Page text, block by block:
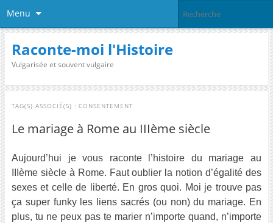
Menu
Raconte-moi l'Histoire
Vulgarisée et souvent vulgaire
TAG(S) ASSOCIÉ(S) : CONSENTEMENT
Le mariage à Rome au IIIème siècle
Aujourd’hui je vous raconte l’histoire du mariage au
IIIème siècle à Rome. Faut oublier la notion d’égalité des
sexes et celle de liberté. En gros quoi. Moi je trouve pas
ça super funky les liens sacrés (ou non) du mariage. En
plus, tu ne peux pas te marier n’importe quand, n’importe